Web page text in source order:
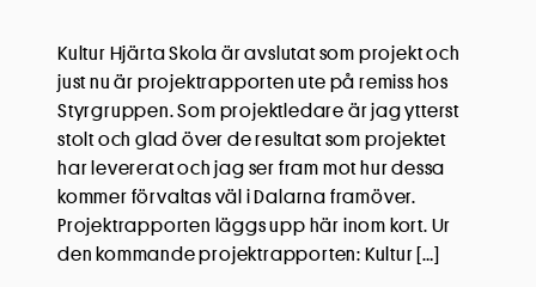
Kultur Hjärta Skola är avslutat som projekt och
just nu är projektrapporten ute på remiss hos
Styrgruppen. Som projektledare är jag ytterst
stolt och glad över de resultat som projektet
har levererat och jag ser fram mot hur dessa
kommer förvaltas väl i Dalarna framöver.
Projektrapporten läggs upp här inom kort. Ur
den kommande projektrapporten: Kultur […]